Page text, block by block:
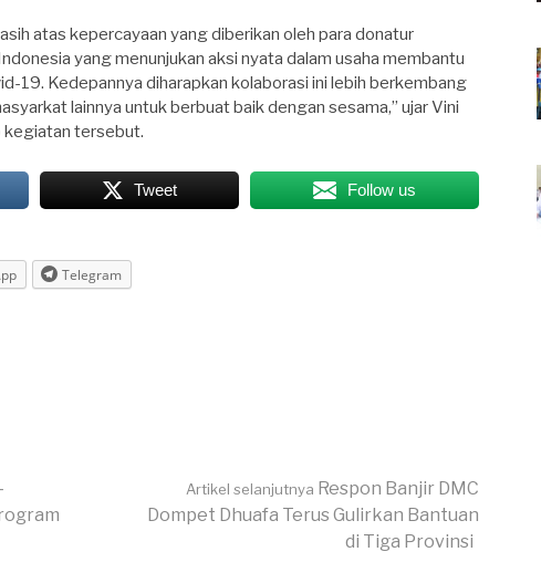
atas kepercayaan yang diberikan oleh para donatur
yang menunjukan aksi nyata dalam usaha membantu
19. Kedepannya diharapkan kolaborasi ini lebih berkembang
lainnya untuk berbuat baik dengan sesama,” ujar Vini
kegiatan tersebut.
Tweet Follow us
Telegram
Artikel selanjutnya Respon Banjir DMC
Dompet Dhuafa Terus Gulirkan Bantuan
di Tiga Provinsi